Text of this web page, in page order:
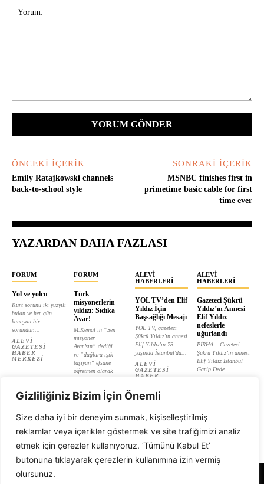
Gizliliğiniz Bizim İçin Önemli
Size daha iyi bir deneyim sunmak, kişiselleştirilmiş
reklamlar veya içerikler göstermek ve site trafiğimizi analiz
etmek için çerezler kullanıyoruz. ‘Tümünü Kabul Et’
butonuna tıklayarak çerezlerin kullanımına izin vermiş
olursunuz.
ÖNCEKI İÇERIK
Emily Ratajkowski channels
back-to-school style
SONRAKI İÇERIK
MSNBC finishes first in
primetime basic cable for first
time ever
YAZARDAN DAHA FAZLASI
FORUM
Yol ve yolcu
Kürt sorunu iki yüzyılı
bulan ve her gün
kanayan bir
sorundur....
ALEVI
GAZETESI
HABER
MERKEZI
FORUM
Türk
misyonerlerin
yıldızı: Sıdıka
Avar!
M.Kemal’in “Sen
misyoner
Avar’sın” dediği
ve “dağlara ışık
taşıyan” efsane
öğretmen olarak
ALEVI
GAZETESI
ALEVI
HABERLERI
YOL TV’den Elif
Yıldız İçin
Başsağlığı Mesajı
YOL TV, gazeteci
Şükrü Yıldız'ın annesi
Elif Yıldız'ın 78
yaşında İstanbul'da...
ALEVI
GAZETESI
HABER
ALEVI
HABERLERI
Gazeteci Şükrü
Yıldız’ın Annesi
Elif Yıldız
nefeslerle
uğurlandı
PİRHA – Gazeteci
Şükrü Yıldız’ın annesi
Elif Yıldız İstanbul
Garip Dede...